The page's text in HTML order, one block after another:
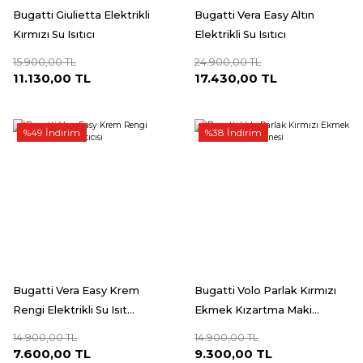
Bugatti Giulietta Elektrikli
Kırmızı Su Isıtıcı
15.900,00 TL
11.130,00 TL
Bugatti Vera Easy Altın
Elektrikli Su Isıtıcı
24.900,00 TL
17.430,00 TL
%49 İndirim
Bugatti Vera Easy Krem
Rengi Elektrikli Su Isıt...
14.900,00 TL
7.600,00 TL
%38 İndirim
Bugatti Volo Parlak Kırmızı
Ekmek Kızartma Maki...
14.900,00 TL
9.300,00 TL